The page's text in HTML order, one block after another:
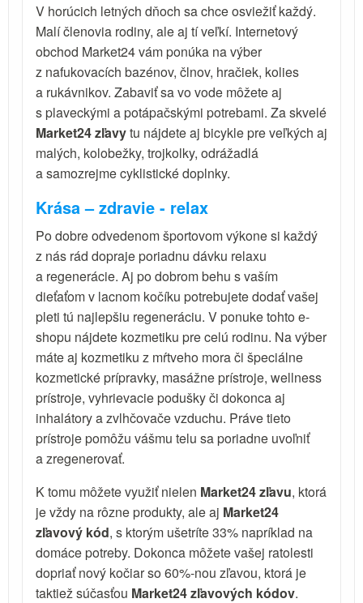
V horúcich letných dňoch sa chce osviežiť každý.
Malí členovia rodiny, ale aj tí veľkí. Internetový
obchod Market24 vám ponúka na výber
z nafukovacích bazénov, člnov, hračiek, kolies
a rukávnikov. Zabaviť sa vo vode môžete aj
s plaveckými a potápačskými potrebami. Za skvelé
Market24 zľavytu nájdete aj bicykle pre veľkých aj
malých, kolobežky, trojkolky, odrážadlá
a samozrejme cyklistické doplnky.
Krása – zdravie - relax
Po dobre odvedenom športovom výkone si každý
z nás rád dopraje poriadnu dávku relaxu
a regenerácie. Aj po dobrom behu s vaším
dieťaťom v lacnom kočíku potrebujete dodať vašej
pleti tú najlepšiu regeneráciu. V ponuke tohto e-
shopu nájdete kozmetiku pre celú rodinu. Na výber
máte aj kozmetiku z mŕtveho mora či špeciálne
kozmetické prípravky, masážne prístroje, wellness
prístroje, vyhrievacie podušky či dokonca aj
inhalátory a zvlhčovače vzduchu. Práve tieto
prístroje pomôžu vášmu telu sa poriadne uvoľniť
a zregenerovať.
K tomu môžete využiť nielen Market24 zľavu, ktorá
je vždy na rôzne produkty, ale aj Market24
zľavový kód, s ktorým ušetríte 33% napríklad na
domáce potreby. Dokonca môžete vašej ratolesti
dopriať nový kočiar so 60%-nou zľavou, ktorá je
taktiež súčasťou Market24 zľavových kódov.